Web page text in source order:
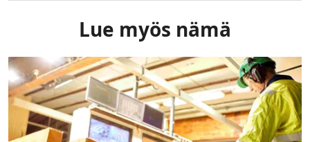
Lue myös nämä